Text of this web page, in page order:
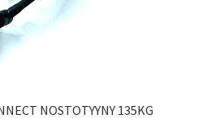
NOSTOTYYNY 135KG